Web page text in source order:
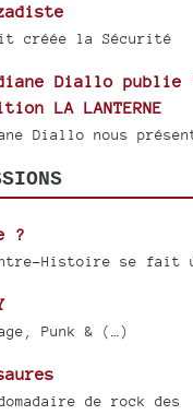
créée la Sécurité
Diallo publie
LA LANTERNE
Diallo nous
?
Histoire se fait
Punk & (…)
de rock des